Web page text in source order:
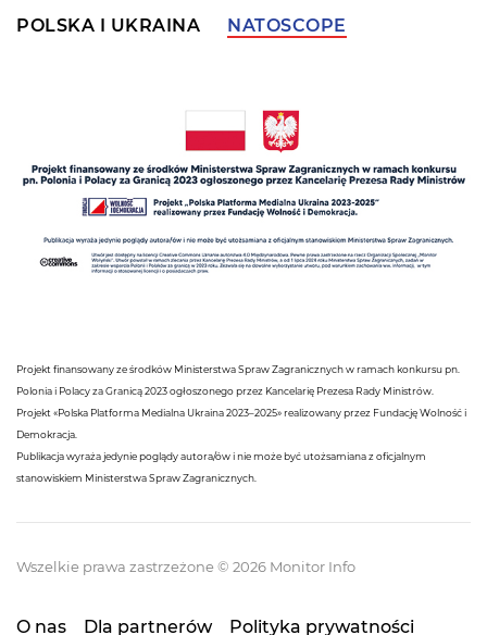
POLSKA I UKRAINA
NATOSCOPE
Projekt finansowany ze środków Ministerstwa Spraw Zagranicznych w ramach konkursu pn.
Polonia i Polacy za Granicą 2023 ogłoszonego przez Kancelarię Prezesa Rady Ministrów.
Projekt «Polska Platforma Medialna Ukraina 2023–2025» realizowany przez Fundację Wolność i
Demokracja.
Publikacja wyraża jedynie poglądy autora/ów i nie może być utożsamiana z oficjalnym
stanowiskiem Ministerstwa Spraw Zagranicznych.
Wszelkie prawa zastrzeżone © 2026 Monitor Info
O nas Dla partnerów Polityka prywatności